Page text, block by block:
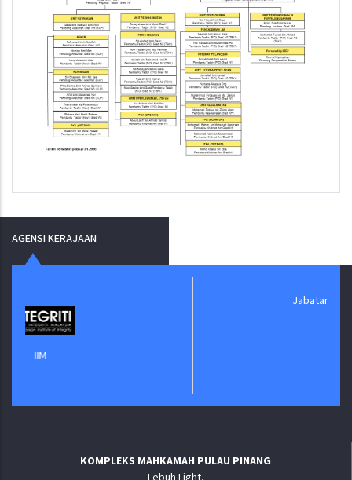
AGENSI KERAJAAN
Jabatan Digital Negara
KOMPLEKS MAHKAMAH PULAU PINANG